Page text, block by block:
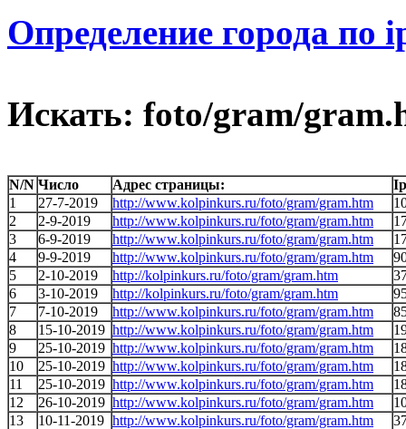
Определение города по
Искать: foto/gram/
N/N Число Адрес страницы:
1
27-7-2019 http://www.kolpinkurs.ru/foto/gram/gram.htm
2
2-9-2019 http://www.kolpinkurs.ru/foto/gram/gram.htm
3
6-9-2019 http://www.kolpinkurs.ru/foto/gram/gram.htm
4
9-9-2019 http://www.kolpinkurs.ru/foto/gram/gram.htm
5
2-10-2019 http://kolpinkurs.ru/foto/gram/gram.htm
6
3-10-2019 http://kolpinkurs.ru/foto/gram/gram.htm
7
7-10-2019 http://www.kolpinkurs.ru/foto/gram/gram.htm
8
15-10-2019 http://www.kolpinkurs.ru/foto/gram/gram.htm
9
25-10-2019 http://www.kolpinkurs.ru/foto/gram/gram.htm
10
25-10-2019 http://www.kolpinkurs.ru/foto/gram/gram.htm
11
25-10-2019 http://www.kolpinkurs.ru/foto/gram/gram.htm
12
26-10-2019 http://www.kolpinkurs.ru/foto/gram/gram.htm
13
10-11-2019 http://www.kolpinkurs.ru/foto/gram/gram.htm